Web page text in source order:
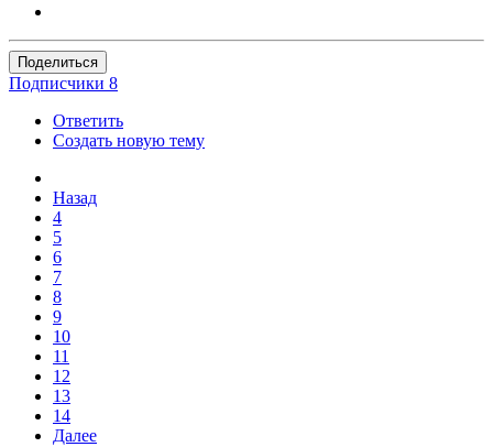
Поделиться
Подписчики 8
Ответить
Создать новую тему
Назад
4
5
6
7
8
9
10
11
12
13
14
Далее